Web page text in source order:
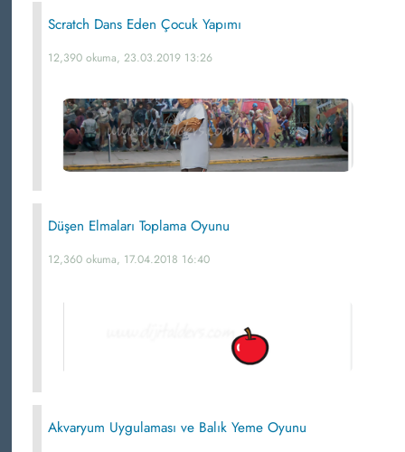
Scratch Dans Eden Çocuk Yapımı
12,390 okuma, 23.03.2019 13:26
Düşen Elmaları Toplama Oyunu
12,360 okuma, 17.04.2018 16:40
Akvaryum Uygulaması ve Balık Yeme Oyunu